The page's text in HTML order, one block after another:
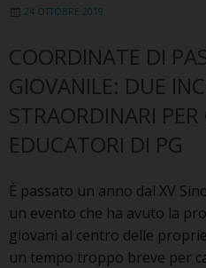
Sinodo
un
unico
volume
24 OTTOBRE 2019
COORDINATE DI
GIOVANILE: DUE
STRAORDINARI
EDUCATORI DI PG
È passato un anno dal XV
un evento che ha avuto la
giovani al centro delle
un tempo troppo breve per